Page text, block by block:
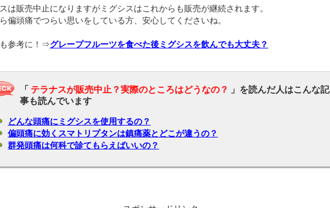
は販売中止になりますがミグシスはこれからも販売が継続されます。
偏頭痛でつらい思いをしている方、安心してくださいね。
参考に！⇒グレープフルーツを食べた後ミグシスを飲んでも大丈夫？
「 テラナスが販売中止？実際のところはどうなの？
」を読んだ人はこんな記
事も読んでいます
どんな頭痛にミグシスを使用するの？
偏頭痛に効くスマトリプタンは鎮痛薬とどこが違うの？
群発頭痛は何科で診てもらえばいいの？